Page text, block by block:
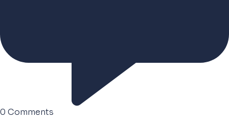
0 Comments